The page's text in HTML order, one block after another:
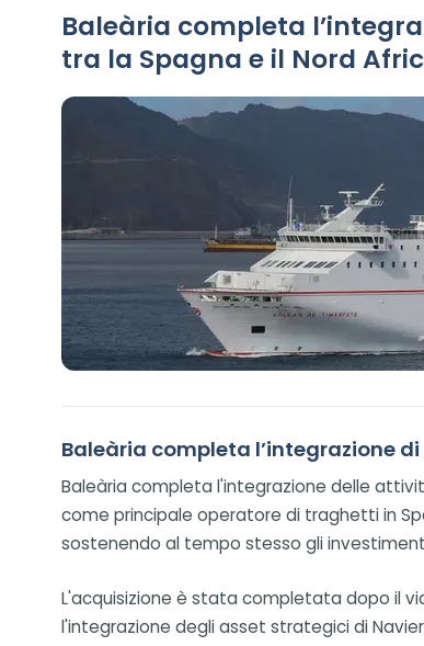
Baleària completa
tra la Spagna e il Nord
Baleària completa l’integrazione
Baleària completa l'integrazione delle
come principale operatore di traghetti in
sostenendo al tempo stesso gli
L'acquisizione è stata completata dopo il
l'integrazione degli asset strategici di